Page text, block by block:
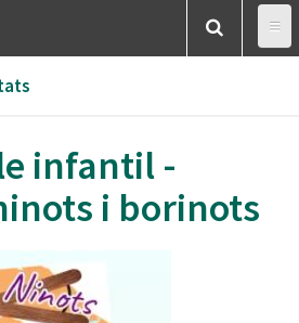
infantil -
i borinots